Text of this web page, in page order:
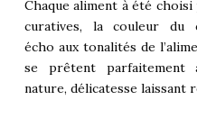
Chaque aliment à été
curatives, la couleur du
écho aux tonalités de
se prêtent parfaitement
nature, délicatesse laissant